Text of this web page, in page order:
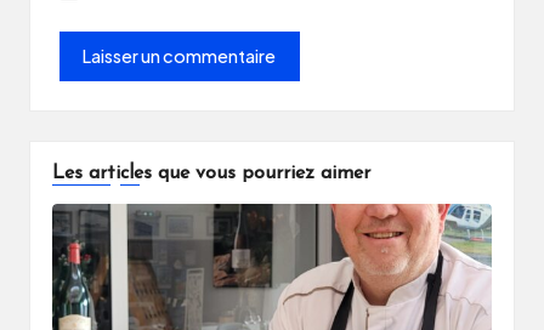
Les articles que vous pourriez aimer